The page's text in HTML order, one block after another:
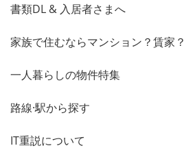
書類DL & 入居者さまへ
家族で住むならマンション？賃家？
一人暮らしの物件特集
路線·駅から探す
IT重説について